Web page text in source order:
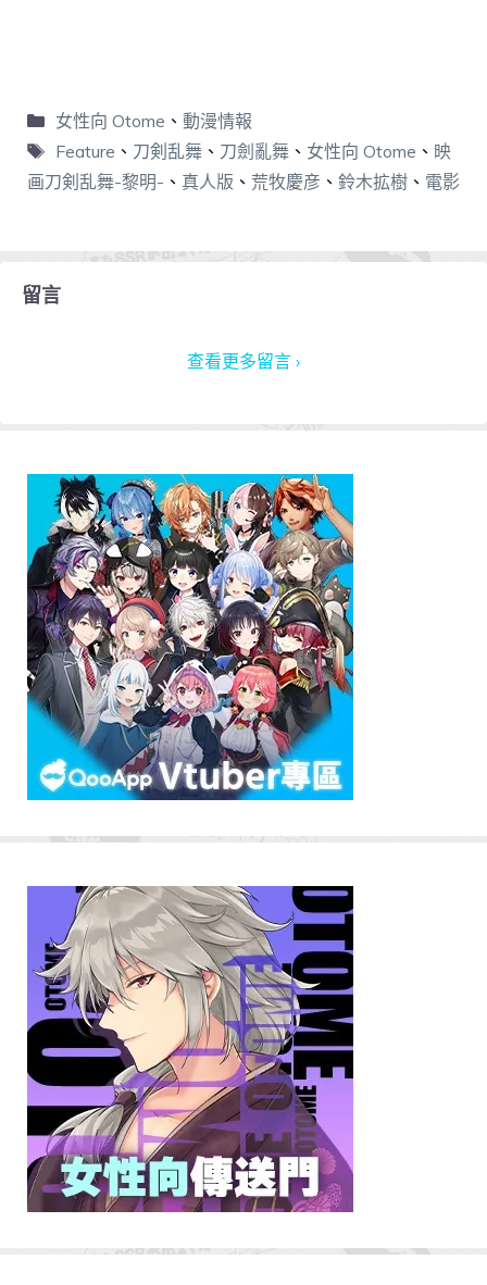
女性向 Otome 、 動漫情報
Feature 、 刀剣乱舞、 刀劍亂舞、 女性向 Otome 、 映
画刀剣乱舞-黎明- 、 真人版 、 荒牧慶彦 、 鈴木拡樹 、 電影
留言
查看更多留言 ›